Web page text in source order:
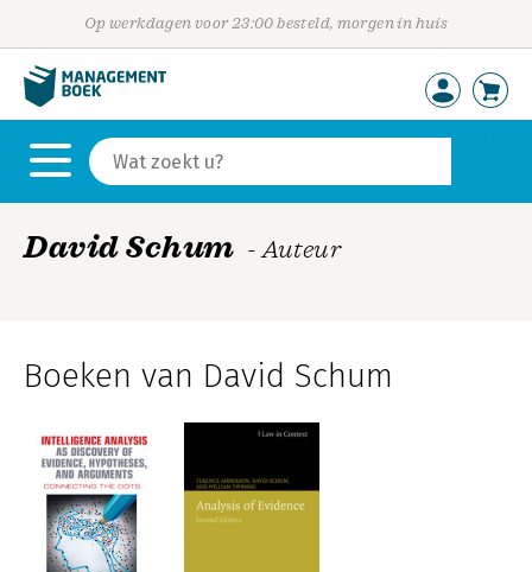
Op werkdagen voor 23:00 besteld, morgen in huis
David Schum - Auteur
Boeken van David Schum